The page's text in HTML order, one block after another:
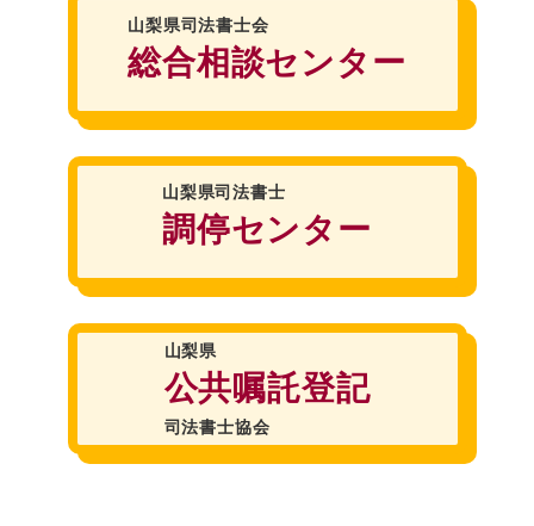
山梨県司法書士会
総合相談センター
山梨県司法書士
調停センター
山梨県
公共嘱託登記
司法書士協会